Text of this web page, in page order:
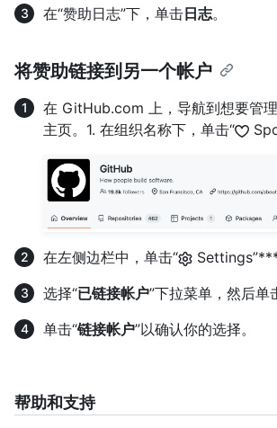
在“赞助日志”下，单击日志。
将赞助链接到另一个帐户
在 GitHub.com 上，导航到想要管
主页。1. 在组织名称下，单击“
在左侧边栏中，单击“
选择“已链接帐户”下拉菜单，然后单
单击“链接帐户”以确认你的选择。
帮助和支持